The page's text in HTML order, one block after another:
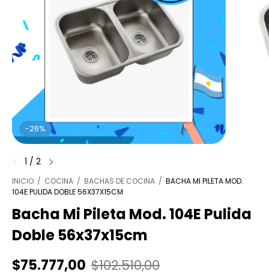
-26%
1 / 2
INICIO / COCINA / BACHAS DE COCINA / BACHA MI PILETA MOD.
104E PULIDA DOBLE 56X37X15CM
Bacha Mi Pileta Mod. 104E Pulida
Doble 56x37x15cm
$75.777,00 $102.510,00